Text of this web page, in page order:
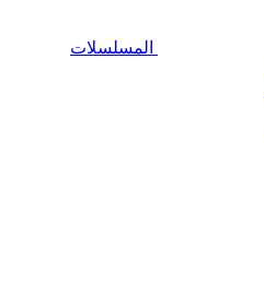
المسلسلات